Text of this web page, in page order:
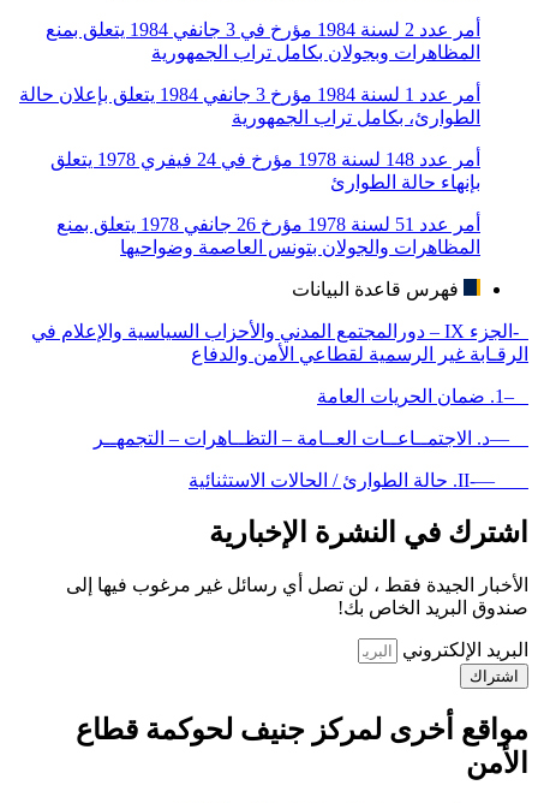
أمر عدد 2 لسنة 1984 مؤرخ في 3 جانفي 1984 يتعلق بمنع
المظاهرات وبجولان بكامل تراب الجمهورية
أمر عدد 1 لسنة 1984 مؤرخ 3 جانفي 1984 يتعلق بإعلان حالة
الطوارئ، بكامل تراب الجمهورية
أمر عدد 148 لسنة 1978 مؤرخ في 24 فيفري 1978 يتعلق
بإنهاء حالة الطوارئ
أمر عدد 51 لسنة 1978 مؤرخ 26 جانفي 1978 يتعلق بمنع
المظاهرات والجولان بتونس العاصمة وضواحيها
فهرس قاعدة البيانات
-الجزء IX – دورالمجتمع المدني والأحزاب السياسية والإعلام في
الرقـابة غير الرسمية لقطاعي الأمن والدفاع
–1. ضمان الحريات العامة
—د. الاجتمــاعــات العــامة – التظــاهرات – التجمهــر
—-II. حالة الطوارئ / الحالات الاستثنائية
اشترك في النشرة الإخبارية
الأخبار الجيدة فقط ، لن تصل أي رسائل غير مرغوب فيها إلى
صندوق البريد الخاص بك!
البريد الإلكتروني
اشتراك
مواقع أخرى لمركز جنيف لحوكمة قطاع
الأمن